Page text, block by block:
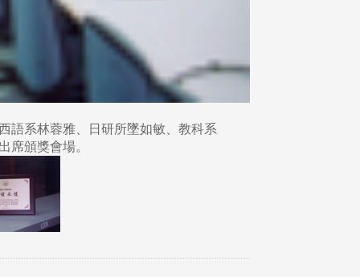
語系林蓉雅、日研所墜如敏、教科系
席頒獎會場。